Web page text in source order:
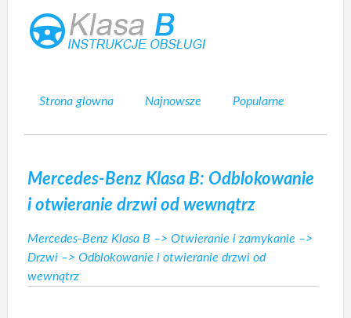
Strona glowna Najnowsze Popularne
Mercedes-Benz Klasa B: Odblokowanie
i otwieranie drzwi od wewnątrz
Mercedes-Benz Klasa B –> Otwieranie i zamykanie –>
Drzwi –> Odblokowanie i otwieranie drzwi od
wewnątrz